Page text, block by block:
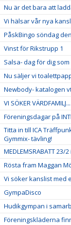
Nu är det bara att
Vi hälsar vår nya
PåskBingo söndag
Vinst för Rikstrupp 1
Salsa- dag för dig
Nu säljer vi
Newbody- katalogen
VI SÖKER VÄRDFAMILJ...
Föreningsdagar på
Titta in till ICA
Gymmix- tävling!
MEDLEMSRABATT 23/
Rösta fram Maggan
Vi söker kanslist med
GympaDisco
Hudikgympan i
Föreningskläderna